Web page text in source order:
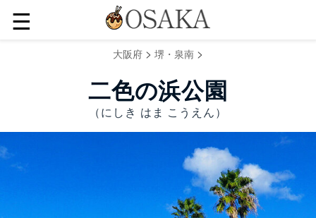
☰
大阪府 > 堺・泉南 >
二色の浜公園
（にしき はま こうえん）